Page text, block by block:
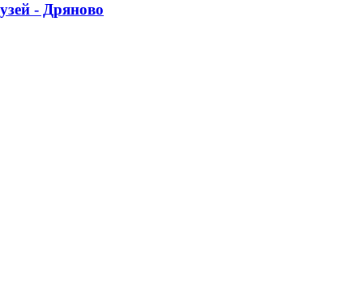
- Дряново